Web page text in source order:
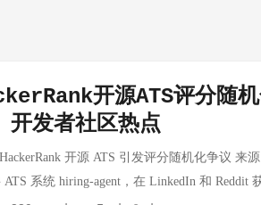
开源ATS评分随
开发者社区热点
开源 ATS 引发评分随机化争议 来源
ATS 系统 hiring-agent，在 LinkedIn 和 Reddit